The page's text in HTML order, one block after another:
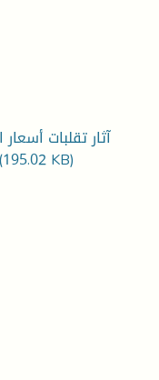
آثار تقلبات
(195.02 KB)